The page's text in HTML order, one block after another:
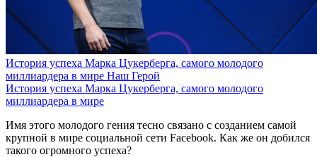
История успеха Марка Цукерберга, самого молодого
миллиардера в мире Наш Герой
История успеха Марка Цукерберга, самого молодого
миллиардера в мире
Имя этого молодого гения тесно связано с созданием самой
крупной в мире социальной сети Facebook. Как же он добился
такого огромного успеха?